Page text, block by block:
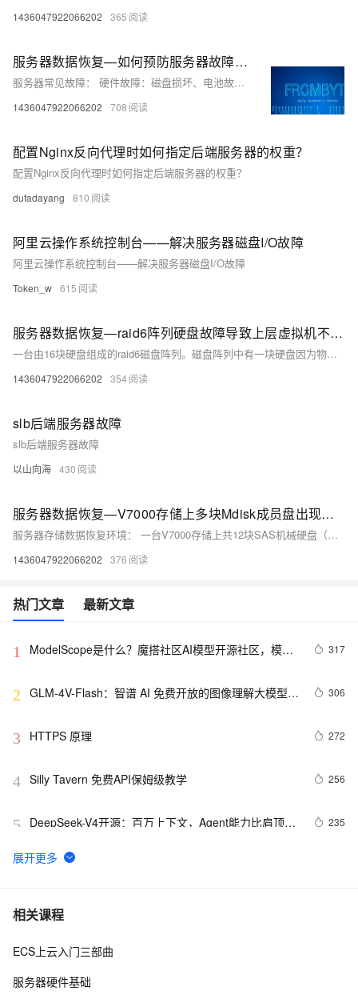
1436047922066202 365
服务器数据恢复—如何预防服务器故障？服务器发生故障如何恢复数据？
服务器常见故障： 硬件故障：磁盘损坏、电池故障等。 软件问题：操作系统崩溃、未知的程序运行错误等。 病毒破坏：勒索病毒加密、删除服务器数据等。 不可控力量；服务器浸水、火烧、机房倒塌等导致服务器损坏和数据丢失。 误操作：工作人员操作失误导致数据丢失，如格式化、删除、覆盖等。
1436047922066202 708
配置Nginx反向代理时如何指定后端服务器的权重？
配置Nginx反向代理时如何指定后端服务器的权重？
dufadayang 810
阿里云操作系统控制台——解决服务器磁盘I/O故障
阿里云操作系统控制台——解决服务器磁盘I/O故障
Token_w 615
服务器数据恢复—raid6阵列硬盘故障导致上层虚拟机不可用的数据恢复案例
一台由16块硬盘组成的raid6磁盘阵列。磁盘阵列中有一块硬盘因为物理故障掉线，导致服务器上层虚拟机无法正常使用，部分分区丢失，重启物理服务器后发现数据丢失。
1436047922066202 354
slb后端服务器故障
slb后端服务器故障
以山向海 430
服务器数据恢复—V7000存储上多块Mdisk成员盘出现故障的数据恢复案例
服务器存储数据恢复环境： 一台V7000存储上共12块SAS机械硬盘（其中1块是热备盘），组建了2组Mdisk，创建了一个pool。挂载在小型机上作为逻辑盘使用，小型机上安装的AIX+Sybase。 服务器存储故障： V7000存储中磁盘出现故障，管理员发现问题后立即更换磁盘。新更换的硬盘在上线同步数据的时候，存储上另一块磁盘也出现问题，导致逻辑盘无法挂接在小型机上，业务暂时中断。V7000存储的管理界面上显示两块硬盘故障脱机。 pool无法加载，其中三个通用卷均无法挂载。
1436047922066202 376
热门文章 最新文章
1
ModelScope是什么？魔搭社区AI模型开源社区，模型
317
2 GLM-4V-Flash：智谱 AI 免费开放的图像理解大模型
306
3 HTTPS 原理 272
4 Silly Tavern 免费API保姆级教学 256
5
DeepSeek-V4开源：百万上下文，Agent能力比肩顶级
235
6 阿里云产品七月刊来啦
7 Dropout的深入理解（基础介绍、模型描述、原理深
8 2026 上半年智能体AI Agent趋势报告 GitHub、PH、
相关课程
ECS上云入门三部曲
服务器硬件基础